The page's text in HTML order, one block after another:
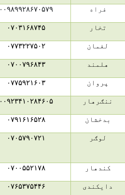
فراه ۰۰۹۸۹۹۲۸۶۷۰۵۷۹
تخار ۰۷۰۳۱۶۸۷۴۵
لغمان ۰۷۷۳۲۲۷۵۰۲
هلمند ۰۷۰۰۷۹۶۸۴۳
پروان ۰۷۷۵۹۲۱۶۰۳
ننګرهار ۰۰۹۲۳۴۱۰۲۸۴۶۰۵
بدخشان ۰۷۹۱۶۱۶۵۲۸
لوګر ۰۷۰۵۷۹۰۷۲۱
کندهار ۰۷۰۰۵۵۲۱۷۸
دایکندی ۰۷۶۵۳۷۵۴۴۶